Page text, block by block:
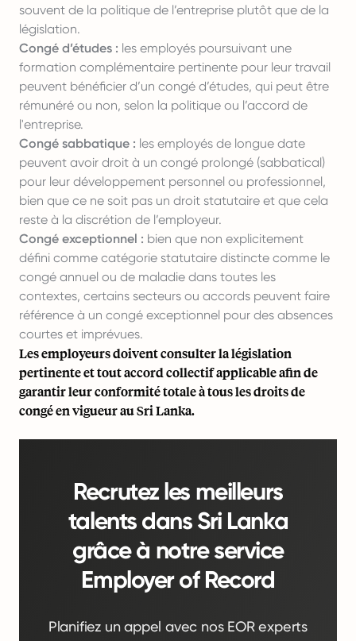
souvent de la politique de l’entreprise plutôt que de la
législation.
Congé d’études : les employés poursuivant une
formation complémentaire pertinente pour leur travail
peuvent bénéficier d’un congé d’études, qui peut être
rémunéré ou non, selon la politique ou l’accord de
l'entreprise.
Congé sabbatique : les employés de longue date
peuvent avoir droit à un congé prolongé (sabbatical)
pour leur développement personnel ou professionnel,
bien que ce ne soit pas un droit statutaire et que cela
reste à la discrétion de l’employeur.
Congé exceptionnel : bien que non explicitement
défini comme catégorie statutaire distincte comme le
congé annuel ou de maladie dans toutes les
contextes, certains secteurs ou accords peuvent faire
référence à un congé exceptionnel pour des absences
courtes et imprévues.
Les employeurs doivent consulter la législation
pertinente et tout accord collectif applicable afin de
garantir leur conformité totale à tous les droits de
congé en vigueur au Sri Lanka.
Recrutez les meilleurs
talents dans Sri Lanka
grâce à notre service
Employer of Record
Planifiez un appel avec nos EOR experts